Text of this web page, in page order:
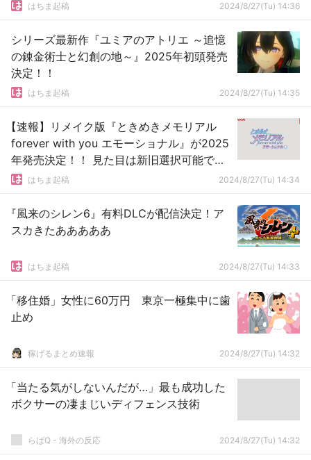
はちま起稿 2024/8/27(Tu) 14:36
シリーズ最新作『ユミアのアトリエ ～追憶
の錬金術士と幻創の地～』2025年初頭発売
決定！！
はちま起稿 2024/8/27(Tu) 14:35
【速報】リメイク版『ときめきメモリアル
forever with you エモーショナル』が2025
年発売決定！！ 見た目は新旧選択可能で名
前を呼んでくれる機能を追加
はちま起稿 2024/8/27(Tu) 14:34
『風来のシレン6』有料DLCが配信決定！ア
スカきたあああああ
はちま起稿 2024/8/27(Tu) 14:33
「移住婚」女性に60万円 東京一極集中に歯
止め
稼げるまとめ速報 2024/8/27(Tu) 14:32
「当たる気がしないんだが…」最も成功した
ボクサーの凄まじいディフェンス技術
らばQ - 海外の反応 2024/8/27(Tu) 14:32